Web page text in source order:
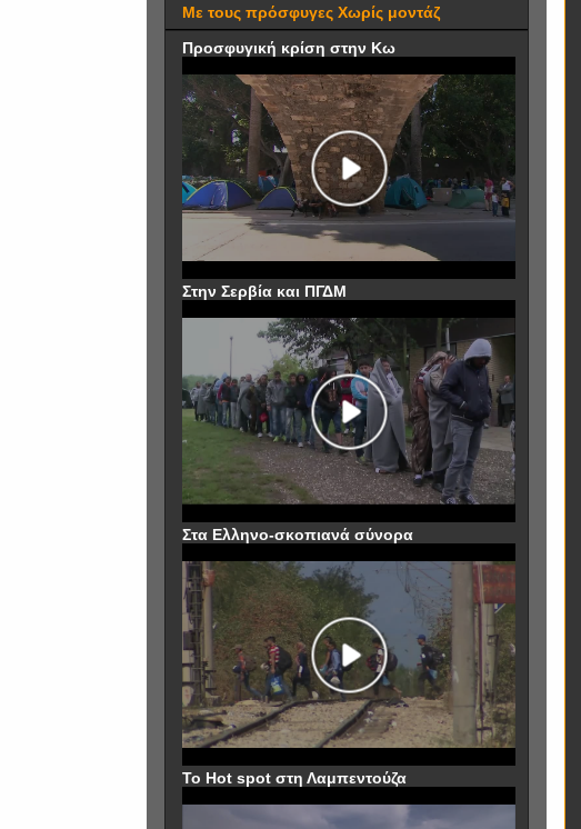
Με τους πρόσφυγες Χωρίς μοντάζ
Προσφυγική κρίση στην Κω
Στην Σερβία και ΠΓΔΜ
Στα Ελληνο-σκοπιανά σύνορα
To Hot spot στη Λαμπεντούζα